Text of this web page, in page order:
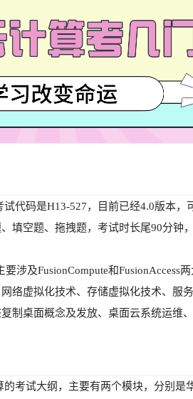
代码是H13-527，目前已经4.0版本
填空题、拖拽题，考试时长尾90分钟
要涉及FusionCompute和
络虚拟化技术、存储虚拟化技术、服
制桌面概念及发放、桌面云系统运维
考试大纲，主要有两个模块，分别